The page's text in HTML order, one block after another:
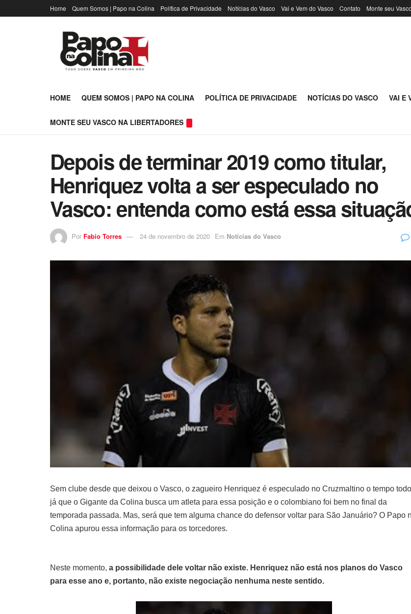
Home Quem Somos | Papo na Colina Política de Privacidade Notícias do Vasco Vai e Vem do Vasco Contato Monte seu
HOME QUEM SOMOS | PAPO NA COLINA POLÍTICA DE PRIVACIDADE NOTÍCIAS DO VASCO VAI E
MONTE SEU VASCO NA LIBERTADORES
Depois de terminar 2019 como titular,
Henriquez volta a ser especulado no
Vasco: entenda como está essa
Por Fabio Torres 24 de novembro de 2020 Em Notícias do Vasco
Sem clube desde que deixou o Vasco, o zagueiro Henriquez é especulado no Cruzmaltino o tempo
já que o Gigante da Colina busca um atleta para essa posição e o colombiano foi bem no final da
temporada passada. Mas, será que tem alguma chance do defensor voltar para São Januário? O Papo
Colina apurou essa informação para os torcedores.
Neste momento, a possibilidade dele voltar não existe. Henriquez não está nos planos do Vasco
para esse ano e, portanto, não existe negociação nenhuma neste sentido.